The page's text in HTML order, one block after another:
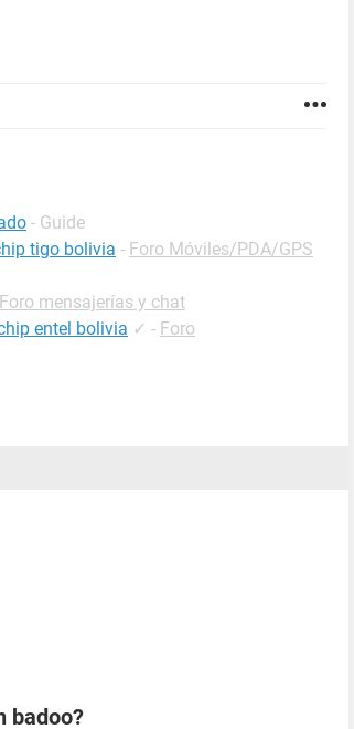
- Guide
tigo bolivia - Foro Móviles/PDA/GPS
Foro mensajerías y chat
entel bolivia ✓ - Foro
badoo?